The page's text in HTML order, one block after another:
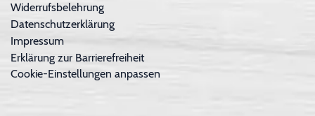
Widerrufsbelehrung
Datenschutzerklärung
Impressum
Erklärung zur Barrierefreiheit
Cookie-Einstellungen anpassen